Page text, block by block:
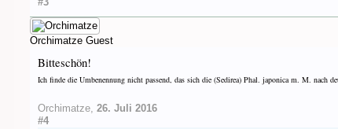
Orchimatze Guest
Bitteschön!
Ich finde die Umbenennung nicht passend, das sich die (Sedirea) Phal. japonica m. M. nach
Orchimatze, 26. Juli 2016
#4